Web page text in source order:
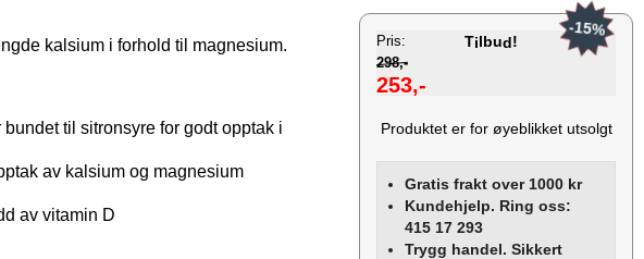
Pris: Tilbud!
298,-
253,-
-15%
Produktet er for øyeblikket utsolgt
Gratis frakt over 1000 kr
Kundehjelp. Ring oss:
415 17 293
Trygg handel. Sikkert
kalsium i forhold til magnesium.
til sitronsyre for godt opptak i
av kalsium og magnesium
av vitamin D